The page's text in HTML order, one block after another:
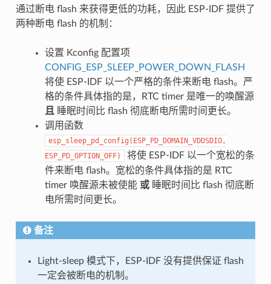
通过断电 flash 来获得更低的功耗，因此 ESP-IDF 提供了
两种断电 flash 的机制：
设置 Kconfig 配置项
CONFIG_ESP_SLEEP_POWER_DOWN_FLASH
将使 ESP-IDF 以一个严格的条件来断电 flash。严
格的条件具体指的是，RTC timer 是唯一的唤醒源
且
睡眠时间比 flash 彻底断电所需时间更长。
调用函数
esp_sleep_pd_config(ESP_PD_DOMAIN_VDDSDIO,
ESP_PD_OPTION_OFF)
将使 ESP-IDF 以一个宽松的条
件来断电 flash。宽松的条件具体指的是 RTC
timer 唤醒源未被使能 或睡眠时间比 flash 彻底断
电所需时间更长。
备注
Light-sleep 模式下，ESP-IDF 没有提供保证 flash
一定会被断电的机制。